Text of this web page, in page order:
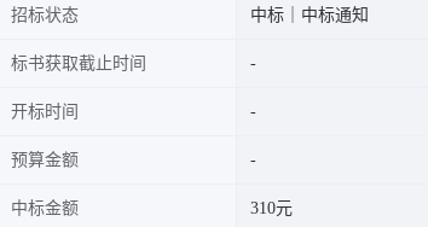
招标状态 中标｜中标通知
标书获取截止时间
开标时间
预算金额
中标金额 310元